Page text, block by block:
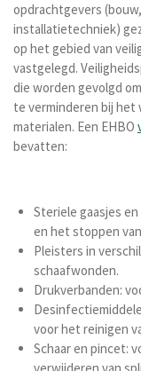
opdrachtgevers
installatietechniek)
op het gebied van
vastgelegd.
die worden gevolgd
te verminderen bij het
materialen. Een EHBO
bevatten:
Steriele gaasjes
en het stoppen
Pleisters in
schaafwonden.
Drukverbanden:
voor het reinigen
Schaar en pincet: